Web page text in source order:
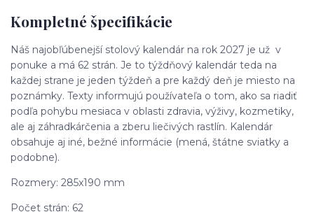
Kompletné špecifikácie
Náš najobľúbenejší stolový kalendár na rok 2027 je už v
ponuke a má 62 strán. Je to týždňový kalendár teda na
každej strane je jeden týždeň a pre každý deň je miesto na
poznámky. Texty informujú používateľa o tom, ako sa riadiť
podľa pohybu mesiaca v oblasti zdravia, výživy, kozmetiky,
ale aj záhradkárčenia a zberu liečivých rastlín. Kalendár
obsahuje aj iné, bežné informácie (mená, štátne sviatky a
podobne).
Rozmery: 285x190 mm
Počet strán: 62